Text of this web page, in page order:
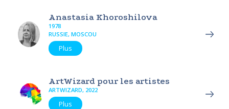
Anastasia Khoroshilova
1978
RUSSIE, MOSCOU
Plus
ArtWizard pour les artistes
ARTWIZARD, 2022
Plus